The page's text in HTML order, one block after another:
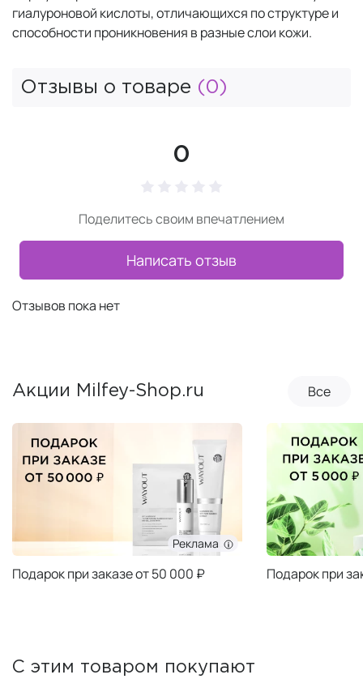
гиалуроновой кислоты, отличающихся по структуре и
способности проникновения в разные слои кожи.
Отзывы о товаре (0)
0
Поделитесь своим впечатлением
Написать отзыв
Отзывов пока нет
Акции Milfey-Shop.ru Все
Реклама
Подарок при заказе от 50 000 ₽ Подарок при
С этим товаром покупают